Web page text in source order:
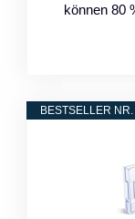
können 80
BESTSELLER